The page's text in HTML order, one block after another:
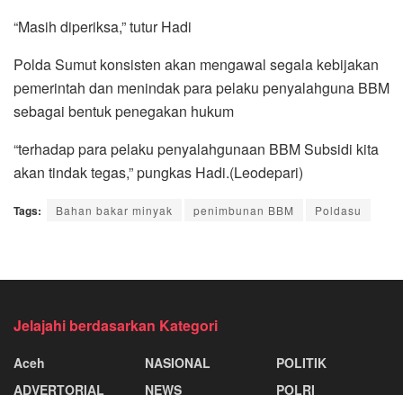
“Masih diperiksa,” tutur Hadi
Polda Sumut konsisten akan mengawal segala kebijakan
pemerintah dan menindak para pelaku penyalahguna BBM
sebagai bentuk penegakan hukum
“terhadap para pelaku penyalahgunaan BBM Subsidi kita
akan tindak tegas,” pungkas Hadi.(Leodepari)
Tags: Bahan bakar minyak penimbunan BBM Poldasu
Jelajahi berdasarkan Kategori
Aceh
ADVERTORIAL
NASIONAL
NEWS
POLITIK
POLRI